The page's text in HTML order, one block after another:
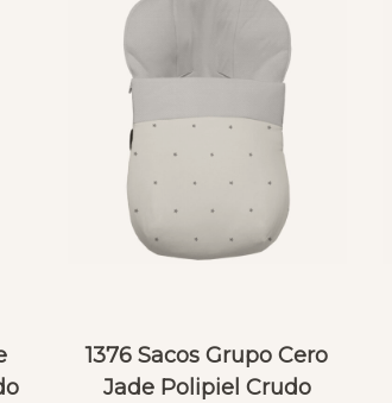
1376 Sacos Grupo Cero
Jade Polipiel Crudo